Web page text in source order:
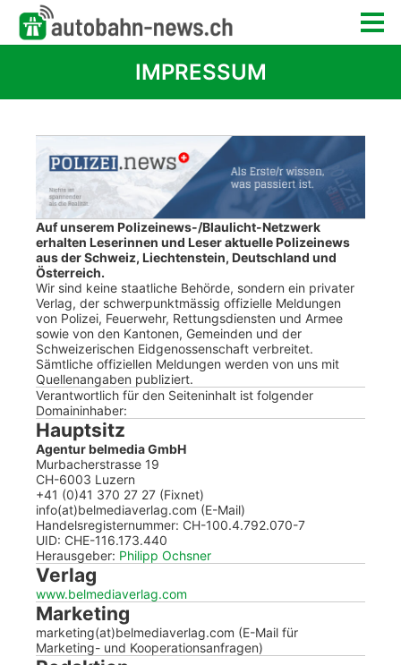
IMPRESSUM
Auf unserem Polizeinews-/Blaulicht-Netzwerk
erhalten Leserinnen und Leser aktuelle Polizeinews
aus der Schweiz, Liechtenstein, Deutschland und
Österreich.
Wir sind keine staatliche Behörde, sondern ein privater
Verlag, der schwerpunktmässig offizielle Meldungen
von Polizei, Feuerwehr, Rettungsdiensten und Armee
sowie von den Kantonen, Gemeinden und der
Schweizerischen Eidgenossenschaft verbreitet.
Sämtliche offiziellen Meldungen werden von uns mit
Quellenangaben publiziert.
Verantwortlich für den Seiteninhalt ist folgender
Domaininhaber:
Hauptsitz
Agentur belmedia GmbH
Murbacherstrasse 19
CH-6003 Luzern
+41 (0)41 370 27 27 (Fixnet)
info(at)belmediaverlag.com (E-Mail)
Handelsregisternummer: CH-100.4.792.070-7
UID: CHE-116.173.440
Herausgeber: Philipp Ochsner
Verlag
www.belmediaverlag.com
Marketing
marketing(at)belmediaverlag.com (E-Mail für
Marketing- und Kooperationsanfragen)